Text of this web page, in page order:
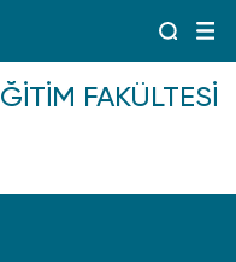
EĞITIM FAKÜLTESI